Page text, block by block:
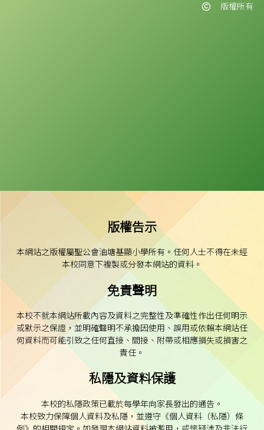
版權所有
版權告示
本網站之版權屬聖公會油塘基顯小學所有。任何人士不得在未經
本校同意下複製或分發本網站的資料。
免責聲明
本校不就本網站所載內容及資料之完整性及準確性作出任何明示
或默示之保證，並明確聲明不承擔因使用、誤用或依賴本網站任
何資料而可能引致之任何直接、間接、附帶或相應損失或損害之
責任。
私隱及資料保護
本校的私隱政策已載於每學年向家長發出的通告。
本校致力保障個人資料及私隱，並遵守《個人資料（私隱）條